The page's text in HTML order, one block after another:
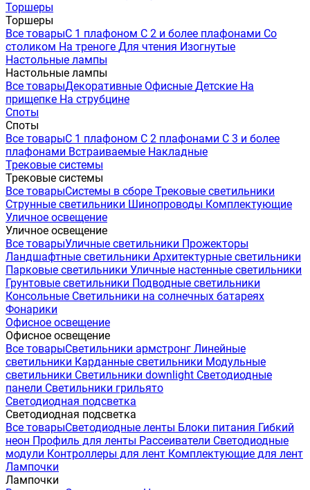
Торшеры
Торшеры
Все товарыС 1 плафоном С 2 и более плафонами Со
столиком На треноге Для чтения Изогнутые
Настольные лампы
Настольные лампы
Все товарыДекоративные Офисные Детские На
прищепке На струбцине
Споты
Споты
Все товарыС 1 плафоном С 2 плафонами С 3 и более
плафонами Встраиваемые Накладные
Трековые системы
Трековые системы
Все товарыСистемы в сборе Трековые светильники
Струнные светильники Шинопроводы Комплектующие
Уличное освещение
Уличное освещение
Все товарыУличные светильники Прожекторы
Ландшафтные светильники Архитектурные светильники
Парковые светильники Уличные настенные светильники
Грунтовые светильники Подводные светильники
Консольные Светильники на солнечных батареях
Фонарики
Офисное освещение
Офисное освещение
Все товарыСветильники армстронг Линейные
светильники Карданные светильники Модульные
светильники Светильники downlight Светодиодные
панели Светильники грильято
Светодиодная подсветка
Светодиодная подсветка
Все товарыСветодиодные ленты Блоки питания Гибкий
неон Профиль для ленты Рассеиватели Светодиодные
модули Контроллеры для лент Комплектующие для лент
Лампочки
Лампочки